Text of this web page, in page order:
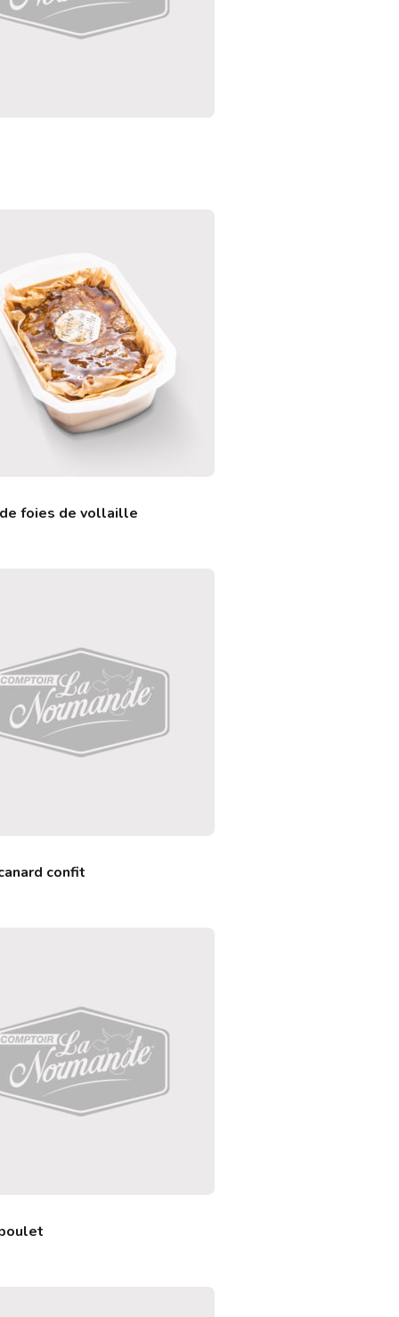
foies de vollaille
confit